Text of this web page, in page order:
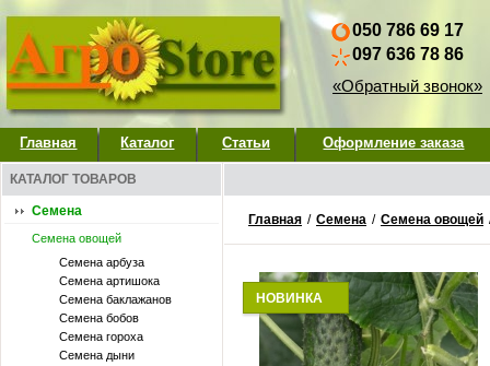
050 786 69 17
097 636 78 86
«Обратный звонок»
Главная Каталог Статьи Оформление заказа
КАТАЛОГ ТОВАРОВ
Семена
Семена овощей
Семена арбуза
Семена артишока
Семена баклажанов
Семена бобов
Семена гороха
Семена дыни
Главная / Семена / Семена овощей
НОВИНКА